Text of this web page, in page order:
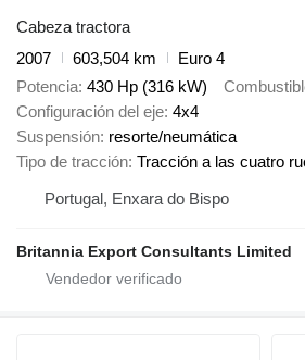
Cabeza tractora
2007
603,504 km
Euro 4
Potencia 430 Hp (316 kW)
Configuración del eje 4x4
Suspensión resorte/neumática
Tipo de tracción Tracción a las cuatro
Portugal, Enxara do Bispo
Britannia Export Consultants Limited